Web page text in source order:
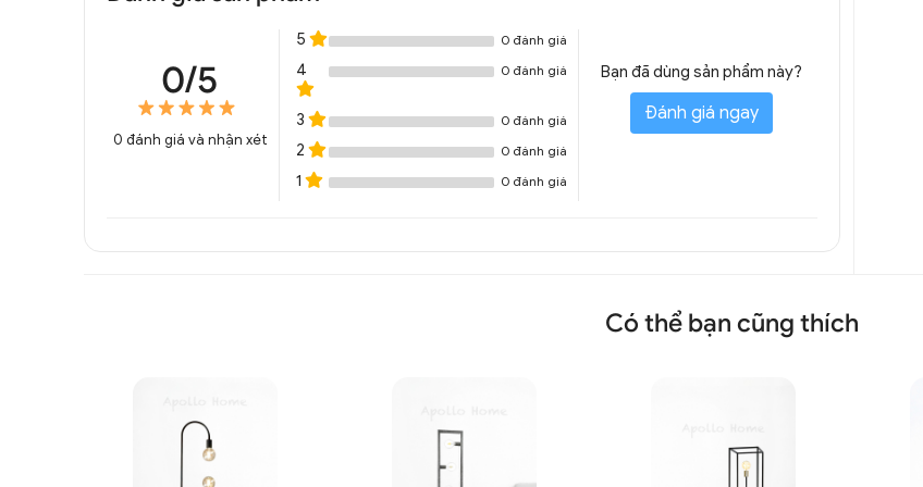
0/5
0 đánh giá và nhận xét
5 0 đánh giá
4 0 đánh giá
3 0 đánh giá
2 0 đánh giá
1 0 đánh giá
Bạn đã dùng sản phẩm này?
Đánh giá ngay
Có thể bạn cũng thích